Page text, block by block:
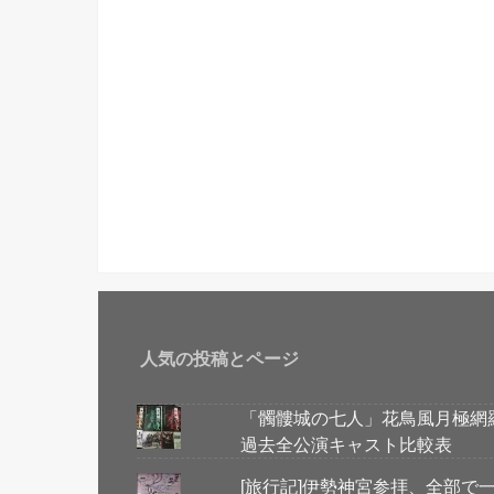
人気の投稿とページ
「髑髏城の七人」花鳥風月極網
過去全公演キャスト比較表
[旅行記]伊勢神宮参拝、全部で